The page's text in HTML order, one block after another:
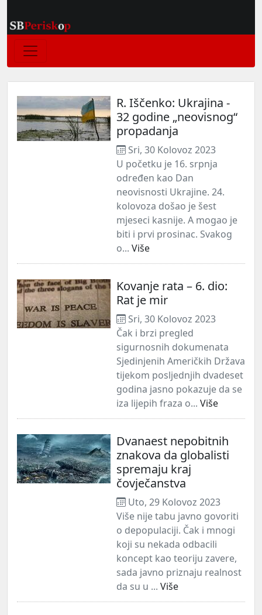
R. Iščenko: Ukrajina -
32 godine „neovisnog“
propadanja
Sri, 30 Kolovoz 2023
U početku je 16. srpnja
određen kao Dan
neovisnosti Ukrajine. 24.
kolovoza došao je šest
mjeseci kasnije. A mogao je
biti i prvi prosinac. Svakog
o... Više
Kovanje rata – 6. dio:
Rat je mir
Sri, 30 Kolovoz 2023
Čak i brzi pregled
sigurnosnih dokumenata
Sjedinjenih Američkih Država
tijekom posljednjih dvadeset
godina jasno pokazuje da se
iza lijepih fraza o... Više
Dvanaest nepobitnih
znakova da globalisti
spremaju kraj
čovječanstva
Uto, 29 Kolovoz 2023
Više nije tabu javno govoriti
o depopulaciji. Čak i mnogi
koji su nekada odbacili
koncept kao teoriju zavere,
sada javno priznaju realnost
da su u ... Više